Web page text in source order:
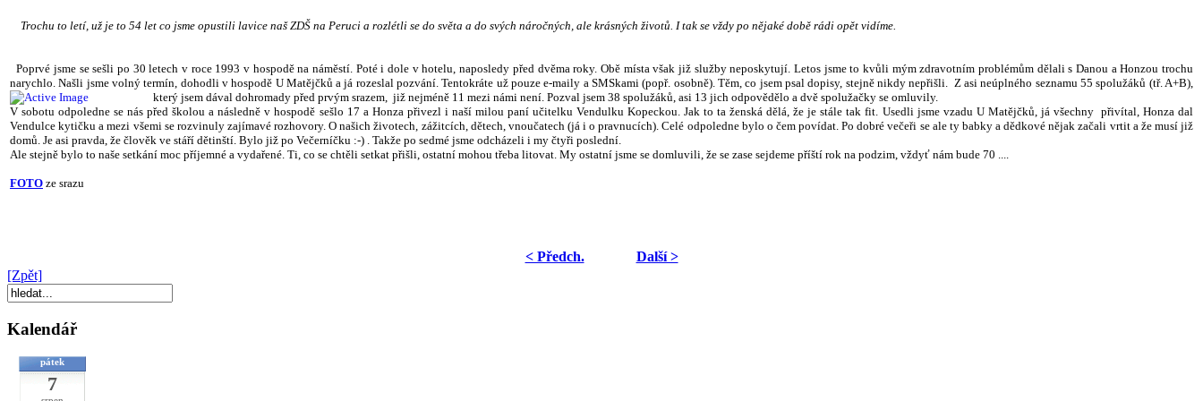
Trochu to letí, už je to 54 let co jsme opustili lavice naš ZDŠ na Peruci a rozlétli se do světa a do svých náročných, ale krásných životů. I tak se vždy po nějaké době rádi opět vidíme.
Poprvé jsme se sešli po 30 letech v roce 1993 v hospodě na náměstí. Poté i dole v hotelu, naposledy před dvěma roky. Obě místa však již služby neposkytují. Letos jsme to kvůli mým zdravotním problémům dělali s Danou a Honzou trochu
narychlo. Našli jsme volný termín, dohodli v hospodě U Matějčků a já rozeslal pozvání. Tentokráte už pouze e-maily a SMSkami (popř. osobně). Těm, co jsem psal dopisy, stejně nikdy nepřišli. Z asi neúplného seznamu55 spolužáků (tř. A+B),
který jsem dával dohromady před prvým srazem, již nejméně 11 mezi námi není. Pozval jsem 38 spolužáků, asi 13 jich odpovědělo a dvě spolužačky se omluvily.
V sobotu odpoledne se nás před školou a následně v hospodě sešlo 17 a Honza přivezl i naší milou paní učitelku Vendulku Kopeckou. Jak to ta ženská dělá, že je stále tak fit. Usedli jsme vzadu U Matějčků, já všechny přivítal, Honza dal
Vendulce kytičku a mezi všemi se rozvinuly zajímavé rozhovory. O našich životech, zážitcích, dětech, vnoučatech (já i o pravnucích). Celé odpoledne bylo o čem povídat. Po dobré večeři se ale ty babky a dědkové nějak začali vrtit a že musí již
domů. Je asi pravda, že člověk ve stáří dětinští. Bylo již po Večerníčku :-) . Takže po sedmé jsme odcházeli i my čtyři poslední.
Ale stejně bylo to naše setkání moc příjemné a vydařené. Ti, co se chtěli setkat přišli, ostatní mohou třeba litovat. My ostatní jsme se domluvili, že se zase sejdeme příští rok na podzim, vždyť nám bude 70 ....
FOTO ze srazu
< Předch.
Další >
[Zpět]
Kalendář
pátek
7